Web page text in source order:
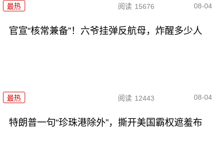
最热 阅读 15676 08-04
官宣“核常兼备”！六爷挂弹反航母，炸醒多少人
最热 阅读 12443 08-04
特朗普一句“珍珠港除外”，撕开美国霸权遮羞布